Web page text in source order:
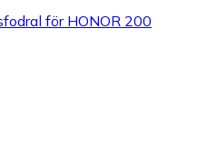
för HONOR 200